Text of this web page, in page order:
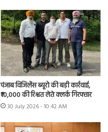
पंजाब विजिलेंस ब्यूरो की बड़ी कार्रवाई,
₹10,000 की रिश्वत लेते क्लर्क गिरफ्तार
30 July 2026 - 10:42 AM